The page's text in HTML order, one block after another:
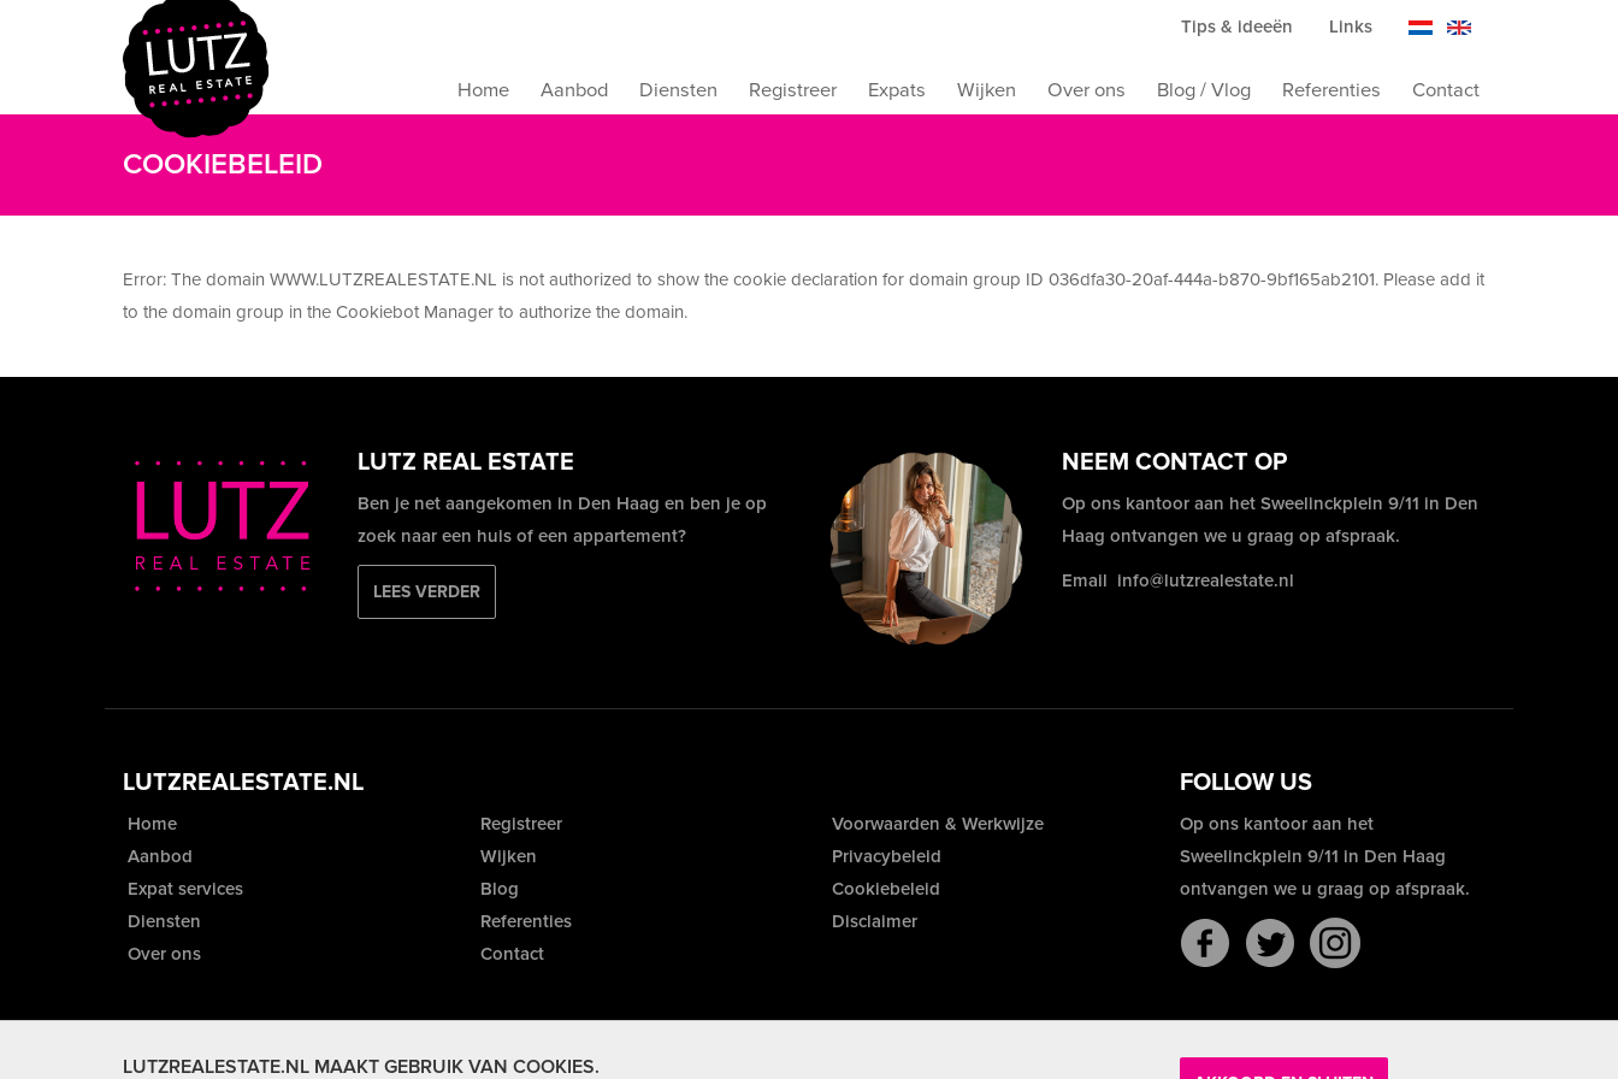
LUTZREALESTATE.NL MAAKT GEBRUIK VAN COOKIES.
Tips & ideeën Links
Home Aanbod Diensten Registreer Expats Wijken Over ons Blog / Vlog Referenties Contact
COOKIEBELEID
Error: The domain WWW.LUTZREALESTATE.NL is not authorized to show the cookie declaration for domain group ID 036dfa30-20af-444a-b870-9bf165ab2101. Please add it
to the domain group in the Cookiebot Manager to authorize the domain.
LUTZ REAL ESTATE
Ben je net aangekomen in Den Haag en ben je op
zoek naar een huis of een appartement?
LEES VERDER
NEEM CONTACT OP
Op ons kantoor aan het Sweelinckplein 9/11 in Den
Haag ontvangen we u graag op afspraak.
Email info@lutzrealestate.nl
LUTZREALESTATE.NL
Home
Aanbod
Expat services
Diensten
Over ons
Registreer
Wijken
Blog
Referenties
Contact
FOLLOW US
Voorwaarden & Werkwijze
Privacybeleid
Cookiebeleid
Disclaimer
Op ons kantoor aan het
Sweelinckplein 9/11 in Den Haag
ontvangen we u graag op afspraak.